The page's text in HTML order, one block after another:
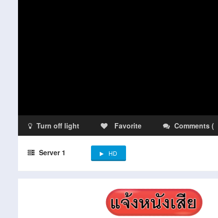
Turn off light Favorite Comments (
Server 1 HD